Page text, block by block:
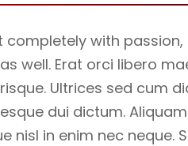
with
well. Erat orci libero
Ultrices sed cum
dui dictum.
in enim nec neque.